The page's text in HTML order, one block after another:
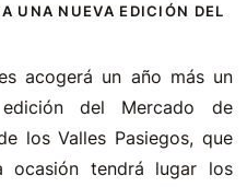
UNA NUEVA EDICIÓN DEL
acogerá un año más un
del Mercado de
los Valles Pasiegos, que
ocasión tendrá lugar los